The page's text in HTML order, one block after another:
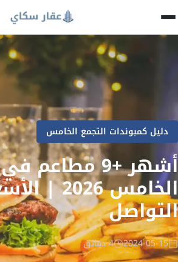
دليل كمبوندات التجمع الخامس
أشهر +9 مطاعم
الخامس
التواصل
2024-05-15 4 دقائق